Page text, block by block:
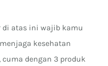
di atas ini wajib kamu
kesehatan
dengan 3 produk